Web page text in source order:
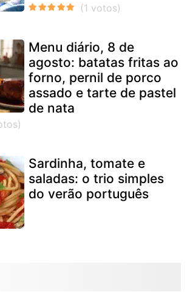
Menu diário, 8 de
agosto: batatas fritas ao
forno, pernil de porco
assado e tarte de pastel
de nata
Sardinha, tomate e
saladas: o trio simples
do verão português